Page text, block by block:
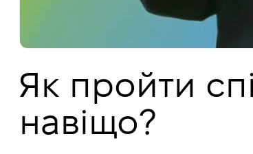
Як пройти
навіщо?